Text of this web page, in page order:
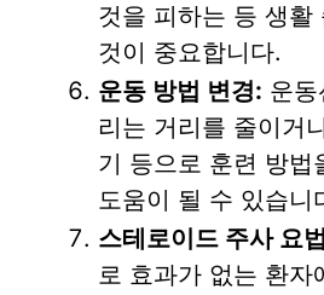
것을 피하는 등 생활
것이 중요합니다.
운동 방법 변경: 운
리는 거리를 줄이거
기 등으로 훈련 방법
도움이 될 수 있습니
스테로이드 주사 요
로 효과가 없는 환자